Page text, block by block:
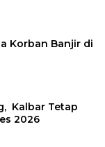
Korban Banjir di
Kalbar Tetap
2026